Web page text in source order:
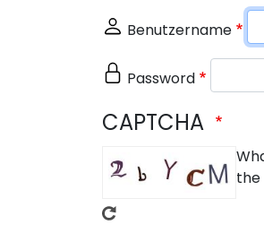
Benutzername
Password
CAPTCHA
the